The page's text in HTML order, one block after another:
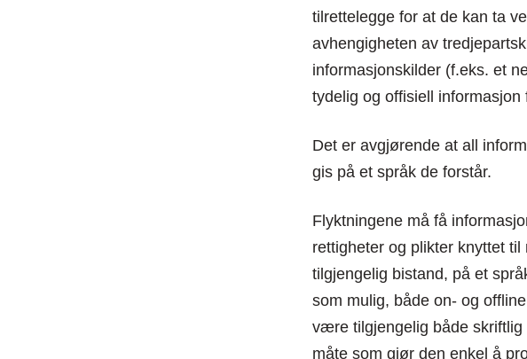
tilrettelegge for at de kan ta
avhengigheten av
informasjonskilder (f.eks. et
tydelig og offisiell
Det er avgjørende at all
gis på et språk de forstår.
Flyktningene må få
rettigheter og plikter knyttet
tilgjengelig bistand, på et
som mulig, både on- og
være tilgjengelig både skriftlig
måte som gjør den enkel å